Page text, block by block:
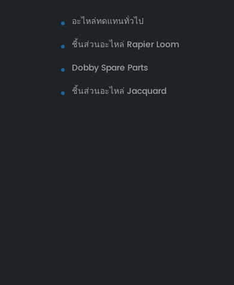
อะไหล่ทดแทนทั่วไป
ชิ้นส่วนอะไหล่ Rapier Loom
Dobby Spare Parts
ชิ้นส่วนอะไหล่ Jacquard